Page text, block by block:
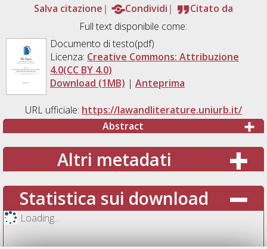
Salva citazione
Condividi
Citato da
Full text disponibile come:
Documento di testo(pdf)
Licenza: Creative Commons: Attribuzione
4.0(CC BY 4.0)
Download (1MB) | Anteprima
URL ufficiale: https://lawandliterature.uniurb.it/
Abstract
Altri metadati
Statistica sui download
Loading...